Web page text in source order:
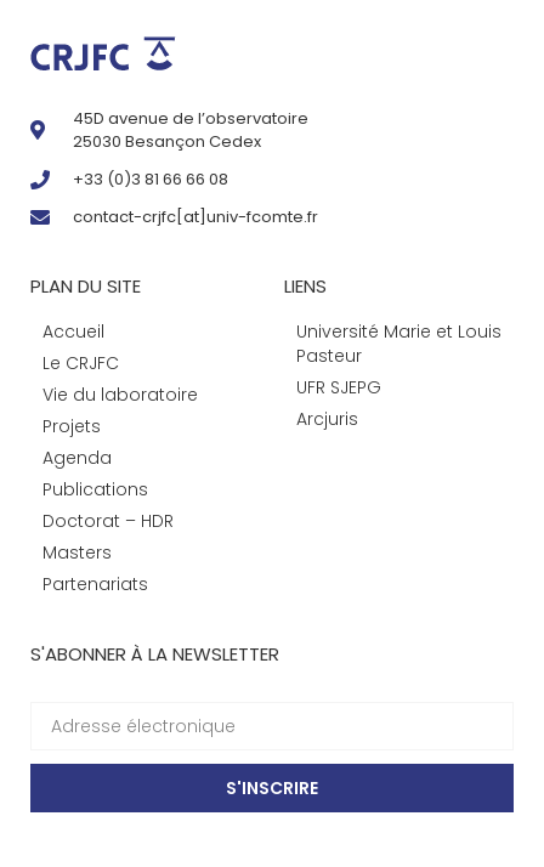
45D avenue de l’observatoire
25030 Besançon Cedex
+33 (0)3 81 66 66 08
contact-crjfc[at]univ-fcomte.fr
PLAN DU SITE
Accueil
Le CRJFC
Vie du laboratoire
Projets
Agenda
Publications
Doctorat – HDR
Masters
Partenariats
LIENS
Université Marie et Louis
Pasteur
UFR SJEPG
Arcjuris
S'ABONNER À LA NEWSLETTER
S'INSCRIRE